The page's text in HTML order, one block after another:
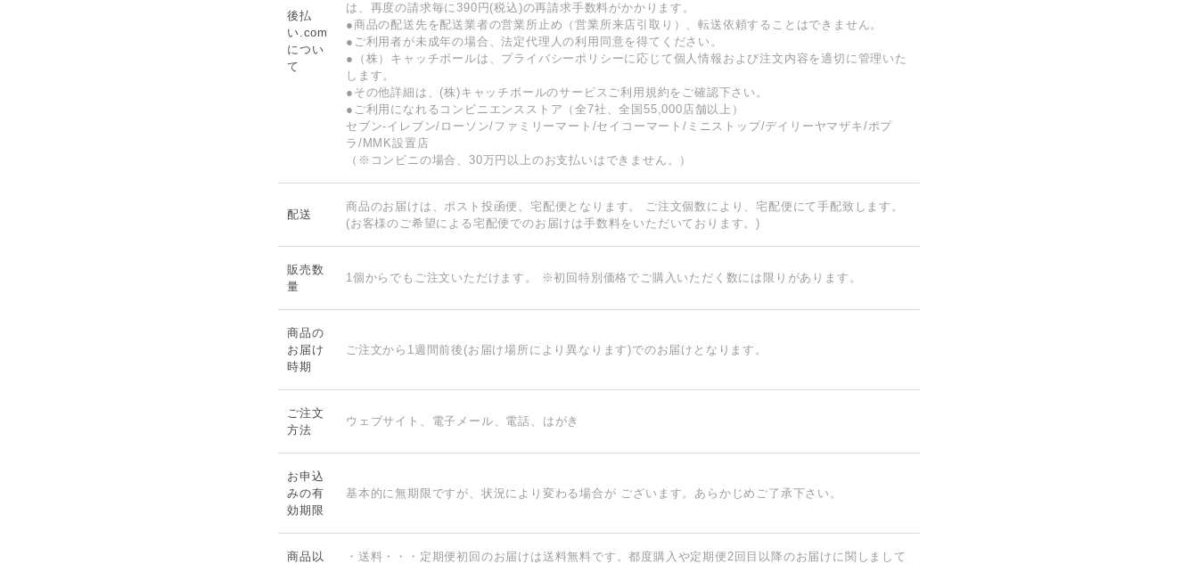
後払
い.com
につい
て
は、再度の請求毎に390円(税込)の再請求手数料がかかります。
●商品の配送先を配送業者の営業所止め（営業所来店引取り）、転送依頼することはできません。
●ご利用者が未成年の場合、法定代理人の利用同意を得てください。
●（株）キャッチボールは、 プライバシーポリシーに応じて個人情報および注文内容を適切に管理いた
します。
●その他詳細は、(株)キャッチボールのサービス ご利用規約をご確認下さい。
●ご利用になれるコンビニエンスストア（全7社、全国55,000店舗以上）
セブン-イレブン/ローソン/ファミリーマート/セイコーマート/ミニストップ/デイリーヤマザキ/ポプ
ラ/MMK設置店
（※コンビニの場合、30万円以上のお支払いはできません。）
配送
商品のお届けは、ポスト投函便、宅配便となります。 ご注文個数により、宅配便にて手配致します。
(お客様のご希望による宅配便でのお届けは手数料をいただいております。)
販売数
量
1個からでもご注文いただけます。 ※初回特別価格でご購入いただく数には限りがあります。
商品の
お届け
時期
ご注文から1週間前後(お届け場所により異なります)でのお届けとなります。
ご注文
方法
ウェブサイト、電子メール、電話、はがき
お申込
みの有
効期限
基本的に無期限ですが、状況により変わる場合が ございます。あらかじめご了承下さい。
商品以
・送料・・・定期便初回のお届けは送料無料です。都度購入や定期便2回目以降のお届けに関しまして